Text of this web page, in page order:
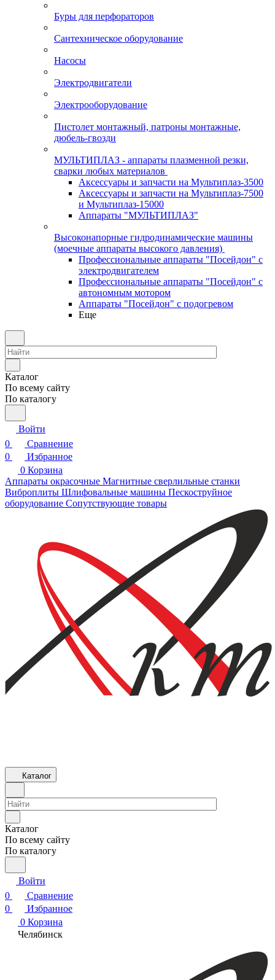
Буры для перфораторов
Сантехническое оборудование
Насосы
Электродвигатели
Электрооборудование
Пистолет монтажный, патроны монтажные,
дюбель-гвозди
МУЛЬТИПЛАЗ - аппараты плазменной резки,
сварки любых материалов
Аксессуары и запчасти на Мультиплаз-3500
Аксессуары и запчасти на Мультиплаз-7500
и Мультиплаз-15000
Аппараты "МУЛЬТИПЛАЗ"
Высоконапорные гидродинамические машины
(моечные аппараты высокого давления)
Профессиональные аппараты "Посейдон" с
электродвигателем
Профессиональные аппараты "Посейдон" с
автономным мотором
Аппараты "Посейдон" с подогревом
Еще
Каталог
По всему сайту
По каталогу
Войти
0
Сравнение
0
Избранное
0 Корзина
Аппараты окрасочные Магнитные сверлильные станки
Виброплиты Шлифовальные машины Пескоструйное
оборудование Сопутствующие товары
Каталог
Каталог
По всему сайту
По каталогу
Войти
0
Сравнение
0
Избранное
0 Корзина
Челябинск